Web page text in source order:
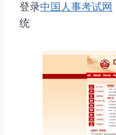
登录中国人事考试网
统